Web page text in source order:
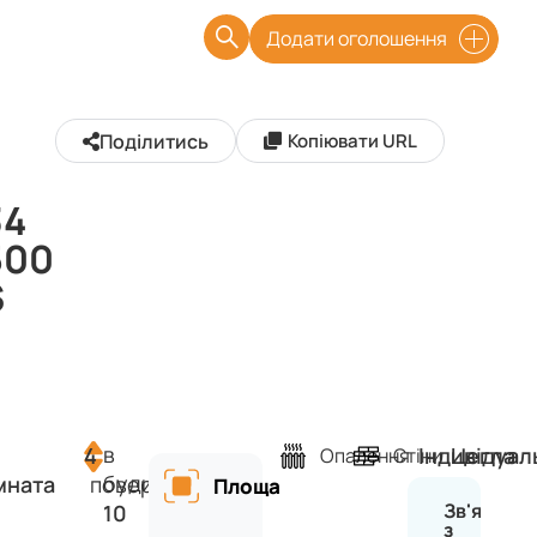
Додати оголошення
Поділитись Копіювати URL
4
поверх
в
будинку
10
Площа
ОпаленняСтіни Цегла
з